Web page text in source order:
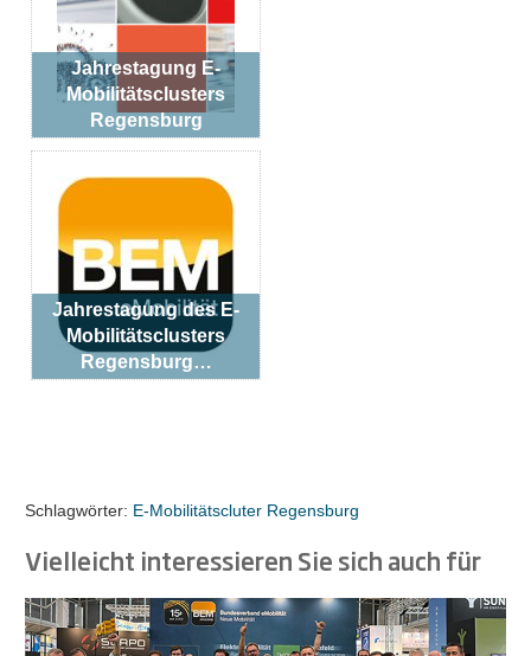
Jahrestagung E-
Mobilitätsclusters
Regensburg
Jahrestagung des E-
Mobilitätsclusters
Regensburg…
Schlagwörter: E-Mobilitätscluter Regensburg
Vielleicht interessieren Sie sich auch für